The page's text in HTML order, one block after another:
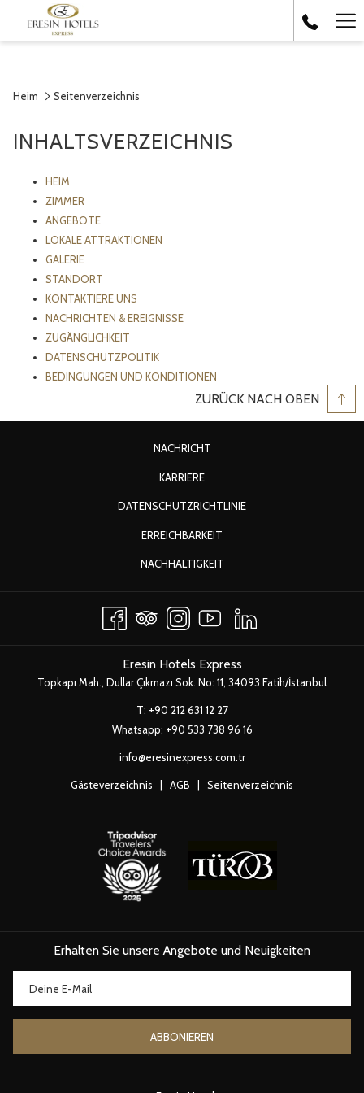
Heim Seitenverzeichnis
INHALTSVERZEICHNIS
HEIM
ZIMMER
ANGEBOTE
LOKALE ATTRAKTIONEN
GALERIE
STANDORT
KONTAKTIERE UNS
NACHRICHTEN & EREIGNISSE
ZUGÄNGLICHKEIT
DATENSCHUTZPOLITIK
BEDINGUNGEN UND KONDITIONEN
ZURÜCK NACH OBEN
NACHRICHTÖFFNET
NEUEN
KARRIEREÖFFNET
NEUEN
DATENSCHUTZRICHTLINIEÖFFNET
ERREICHBARKEIT
NACHHALTIGKEITÖFFNET
NEUEN
Eresin Hotels Express
Topkapı Mah., Dullar Çıkmazı Sok. No: 11, 34093 Fatih/İstanbul
T: +90 212 631 12 27
Whatsapp: +90 533 738 96 16
info@eresinexpress.com.tr
Gästeverzeichnis AGB Seitenverzeichnis
Erhalten Sie unsere Angebote und Neuigkeiten
ABBONIEREN